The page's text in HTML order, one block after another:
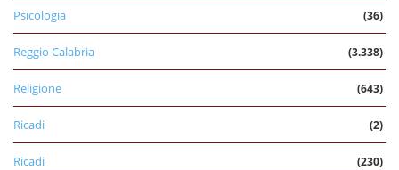
Psicologia (36)
Reggio Calabria (3.338)
Religione (643)
Ricadi (2)
Ricadi (230)